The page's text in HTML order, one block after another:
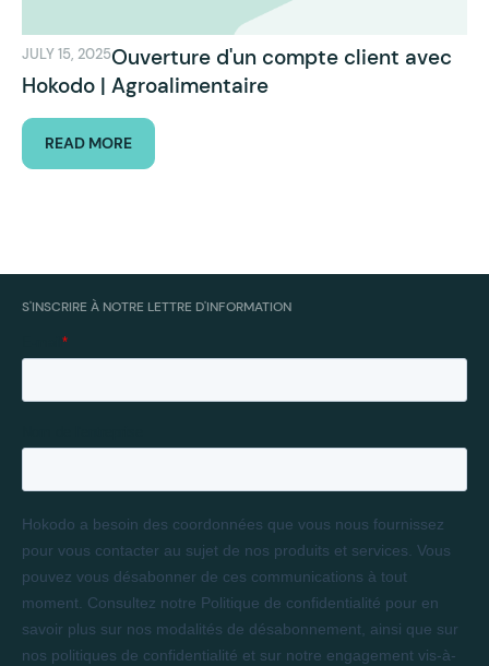
JULY 15, 2025Ouverture d'un compte client avec
Hokodo | Agroalimentaire
READ MORE
S'INSCRIRE À NOTRE LETTRE D'INFORMATION